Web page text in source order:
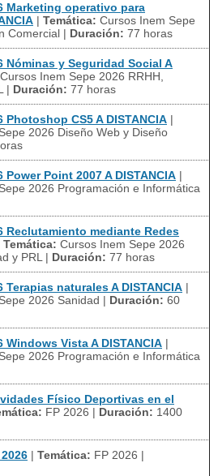
Marketing operativo para
| Temática: Cursos Inem Sepe
Comercial | Duración: 77 horas
Nóminas y Seguridad Social A
Cursos Inem Sepe 2026 RRHH,
| Duración: 77 horas
Photoshop CS5 A DISTANCIA |
2026 Diseño Web y Diseño
Power Point 2007 A DISTANCIA |
2026 Programación e Informática
Reclutamiento mediante Redes
Temática: Cursos Inem Sepe 2026
y PRL | Duración: 77 horas
Terapias naturales A DISTANCIA |
2026 Sanidad | Duración: 60
Windows Vista A DISTANCIA |
2026 Programación e Informática
Físico Deportivas en el
FP 2026 | Duración: 1400
| Temática: FP 2026 |